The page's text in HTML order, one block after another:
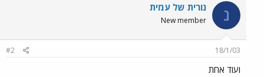
נ נורית של עמית
New member
18/1/03
#2
ועוד אחת